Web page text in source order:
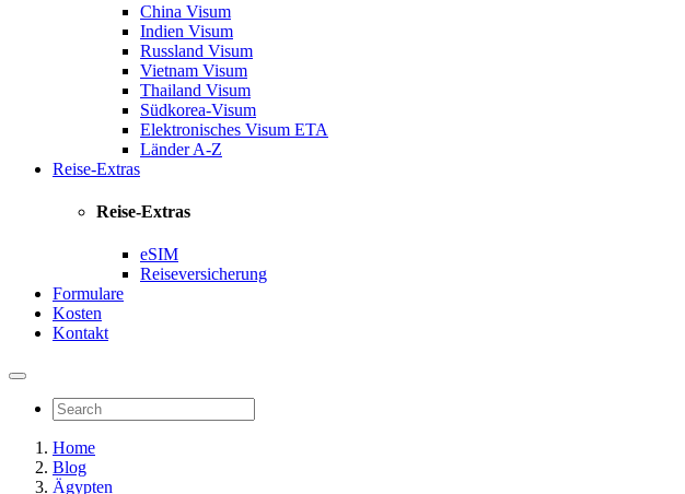
China Visum
Indien Visum
Russland Visum
Vietnam Visum
Thailand Visum
Südkorea-Visum
Elektronisches Visum ETA
Länder A-Z
Reise-Extras
Reise-Extras
eSIM
Reiseversicherung
Formulare
Kosten
Kontakt
Home
Blog
Ägypten